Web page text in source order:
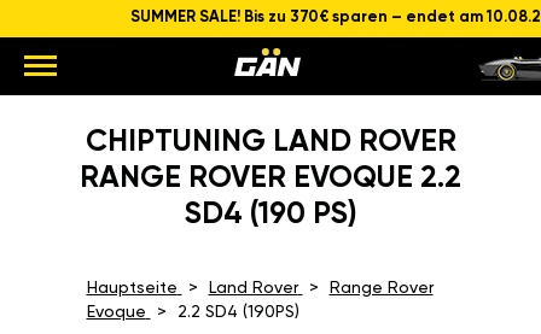
SUMMER SALE! Bis zu 370€ sparen – endet am
CHIPTUNING LAND ROVER
RANGE ROVER EVOQUE 2.2
SD4 (190 PS)
Hauptseite Land Rover
Range Rover
Evoque
2.2 SD4 (190PS)